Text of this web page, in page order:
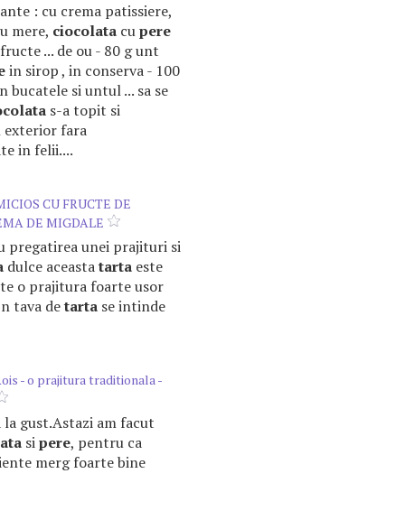
: cu crema patissiere,
mere, ciocolata cupere
... de ou - 80 g unt
in sirop , in conserva - 100
bucatele si untul ... sa se
s-a topit si
exterior fara
in felii....
CU FRUCTE DE
DE MIGDALE
pregatirea unei prajituri si
dulce aceastatarta este
o prajitura foarte usor
tava detarta se intinde
- o prajitura traditionala -
la gust.Astazi am facut
sipere, pentru ca
merg foarte bine